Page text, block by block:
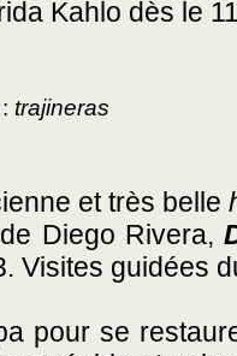
Kahlo dès le
trajineras
et très belle
Diego Rivera,
Visites guidées
pour se